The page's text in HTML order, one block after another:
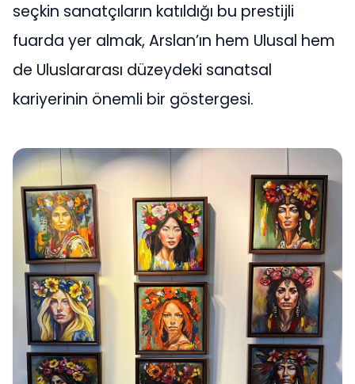
seçkin sanatçıların katıldığı bu prestijli
fuarda yer almak, Arslan’ın hem Ulusal hem
de Uluslararası düzeydeki sanatsal
kariyerinin önemli bir göstergesi.